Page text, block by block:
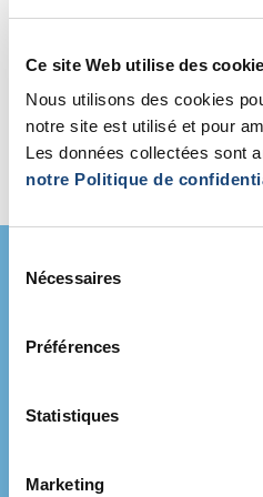
Ce site Web utilise des
Nous utilisons des cookies
notre site est utilisé et pour
Les données collectées sont
notre Politique de
Nécessaires
Préférences
Statistiques
Marketing
Volet B –
Volet C –
commercialisation
Pourquoi
CUSM
Plus de 1,5